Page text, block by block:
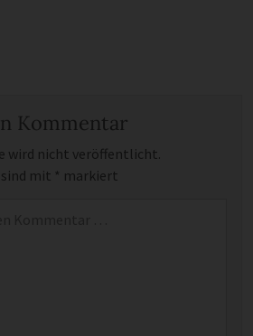
Kommentar
wird nicht veröffentlicht.
mit * markiert